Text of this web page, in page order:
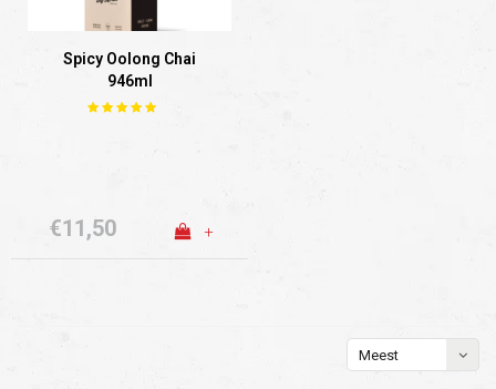
Spicy Oolong Chai
946ml
€11,50 +
Meest